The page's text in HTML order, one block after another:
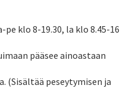
klo 8-19.30, la klo 8.45-16
pääsee ainoastaan
(Sisältää peseytymisen ja